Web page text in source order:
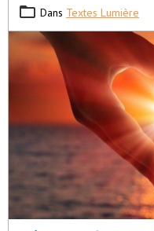
Dans Textes Lumière